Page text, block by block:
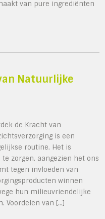
van pure ingrediënten
Natuurlijke
de Kracht van
is een
routine. Het is
zorgen, aangezien het ons
tegen invloeden van
winnen
hun milieuvriendelijke
Voordelen van […]